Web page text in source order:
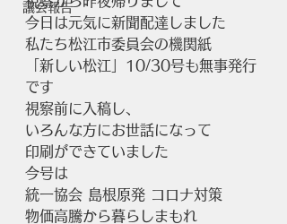
議会報告
今日は元気に新聞配達しました
私たち松江市委員会の機関紙
「新しい松江」10/30号も無事発行
です
視察前に入稿し、
いろんな方にお世話になって
印刷ができていました
今号は
統一協会 島根原発 コロナ対策
物価高騰から暮らしまもれ